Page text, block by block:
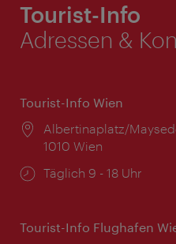
Tourist-Info
Adressen &
Tourist-Info Wien
Ort:
Albertinaplatz/
1010 Wien
Öffnungszeiten:
Täglich 9 - 18 Uhr
Tourist-Info Flughafen